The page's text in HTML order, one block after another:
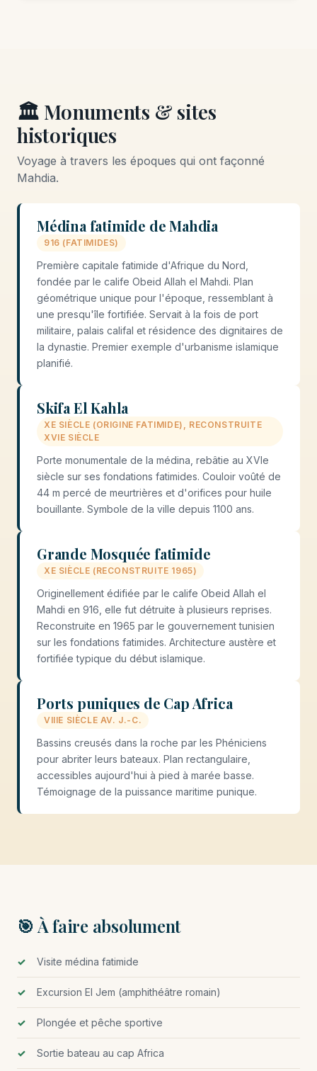
🏛️ Monuments & sites
historiques
Voyage à travers les époques qui ont façonné
Mahdia.
Médina fatimide de Mahdia
916 (FATIMIDES)
Première capitale fatimide d'Afrique du Nord,
fondée par le calife Obeid Allah el Mahdi. Plan
géométrique unique pour l'époque, ressemblant à
une presqu'île fortifiée. Servait à la fois de port
militaire, palais califal et résidence des dignitaires de
la dynastie. Premier exemple d'urbanisme islamique
planifié.
Skifa El Kahla
XE SIÈCLE (ORIGINE FATIMIDE), RECONSTRUITE
XVIE SIÈCLE
Porte monumentale de la médina, rebâtie au XVIe
siècle sur ses fondations fatimides. Couloir voûté de
44 m percé de meurtrières et d'orifices pour huile
bouillante. Symbole de la ville depuis 1100 ans.
Grande Mosquée fatimide
XE SIÈCLE (RECONSTRUITE 1965)
Originellement édifiée par le calife Obeid Allah el
Mahdi en 916, elle fut détruite à plusieurs reprises.
Reconstruite en 1965 par le gouvernement tunisien
sur les fondations fatimides. Architecture austère et
fortifiée typique du début islamique.
Ports puniques de Cap Africa
VIIIE SIÈCLE AV. J.-C.
Bassins creusés dans la roche par les Phéniciens
pour abriter leurs bateaux. Plan rectangulaire,
accessibles aujourd'hui à pied à marée basse.
Témoignage de la puissance maritime punique.
🎯 À faire absolument
Visite médina fatimide
Excursion El Jem (amphithéâtre romain)
Plongée et pêche sportive
Sortie bateau au cap Africa